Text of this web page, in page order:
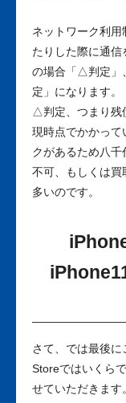
ネットワーク利
たりした際に通信
の場合「△判定」
定」になります。
△判定、つまり残
現時点でかかって
クがあるため八
不可、もしくは買
多いのです。
さて、では最後
Storeではいくら
せていただきます。